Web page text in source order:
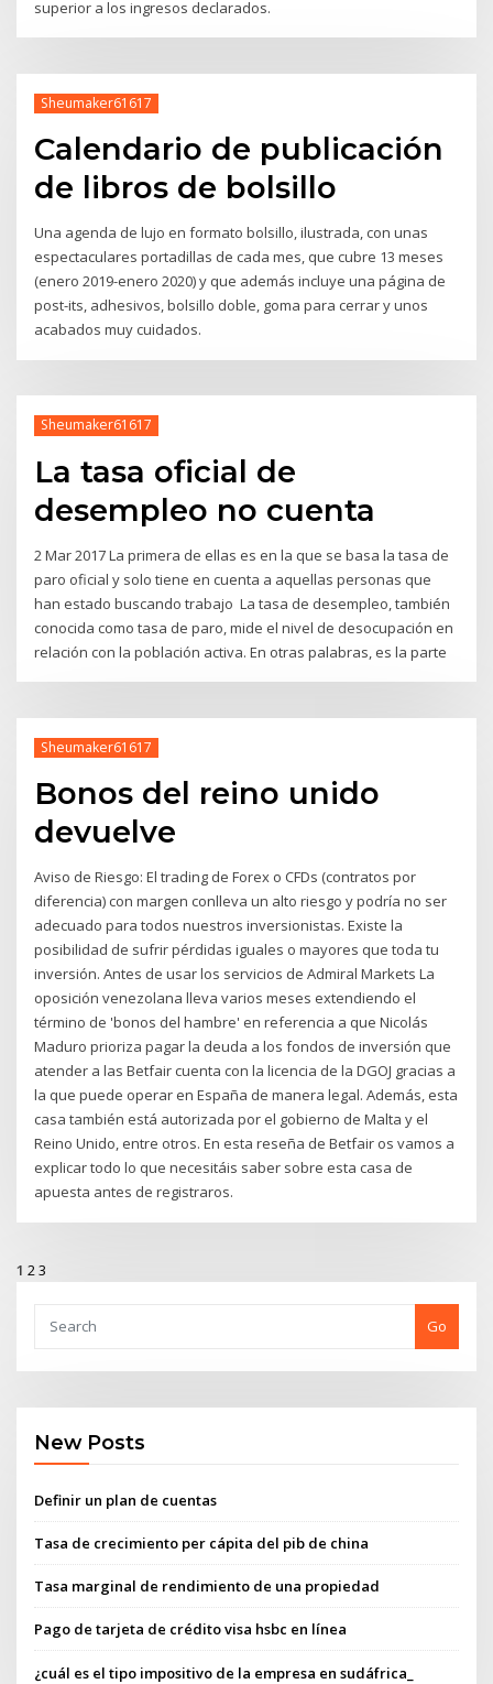
superior a los ingresos declarados.
Sheumaker61617
Calendario de publicación
de libros de bolsillo
Una agenda de lujo en formato bolsillo, ilustrada, con unas
espectaculares portadillas de cada mes, que cubre 13 meses
(enero 2019-enero 2020) y que además incluye una página de
post-its, adhesivos, bolsillo doble, goma para cerrar y unos
acabados muy cuidados.
Sheumaker61617
La tasa oficial de
desempleo no cuenta
2 Mar 2017 La primera de ellas es en la que se basa la tasa de
paro oficial y solo tiene en cuenta a aquellas personas que
han estado buscando trabajo La tasa de desempleo, también
conocida como tasa de paro, mide el nivel de desocupación en
relación con la población activa. En otras palabras, es la parte
Sheumaker61617
Bonos del reino unido
devuelve
Aviso de Riesgo: El trading de Forex o CFDs (contratos por
diferencia) con margen conlleva un alto riesgo y podría no ser
adecuado para todos nuestros inversionistas. Existe la
posibilidad de sufrir pérdidas iguales o mayores que toda tu
inversión. Antes de usar los servicios de Admiral Markets La
oposición venezolana lleva varios meses extendiendo el
término de 'bonos del hambre' en referencia a que Nicolás
Maduro prioriza pagar la deuda a los fondos de inversión que
atender a las Betfair cuenta con la licencia de la DGOJ gracias a
la que puede operar en España de manera legal. Además, esta
casa también está autorizada por el gobierno de Malta y el
Reino Unido, entre otros. En esta reseña de Betfair os vamos a
explicar todo lo que necesitáis saber sobre esta casa de
apuesta antes de registraros.
1 23
Go
New Posts
Definir un plan de cuentas
Tasa de crecimiento per cápita del pib de china
Tasa marginal de rendimiento de una propiedad
Pago de tarjeta de crédito visa hsbc en línea
¿cuál es el tipo impositivo de la empresa en sudáfrica_